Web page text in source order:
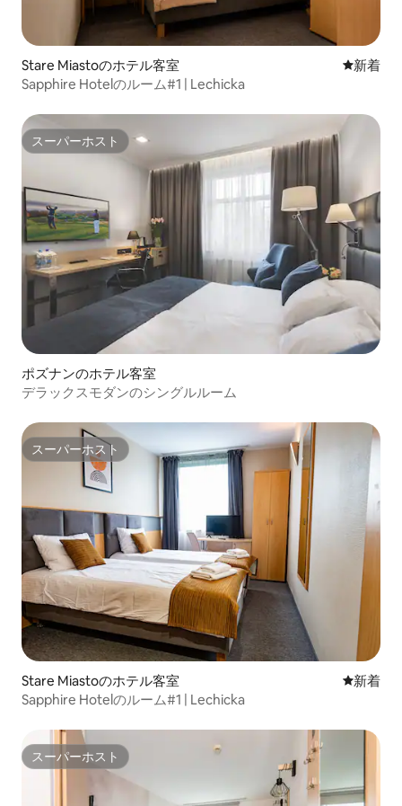
Stare Miastoのホテル客室 新しい宿
新着
Sapphire Hotelのルーム#1 | Lechicka
スーパーホスト
スーパーホスト
ポズナンのホテル客室
デラックスモダンのシングルルーム
スーパーホスト
スーパーホスト
Stare Miastoのホテル客室 新しい宿
新着
Sapphire Hotelのルーム#1 | Lechicka
スーパーホスト
スーパーホスト